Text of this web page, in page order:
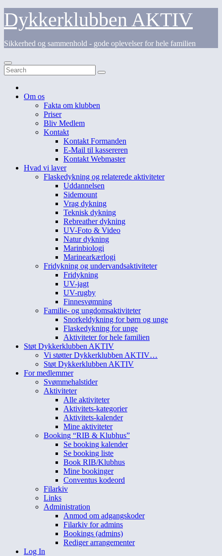
Skip
content
Dykkerklubben AKTIV
Sikkerhed og sammenhold - gode oplevelser for hele familien
Om os
Fakta om klubben
Priser
Bliv Medlem
Kontakt
Kontakt Formanden
E-Mail til kassereren
Kontakt Webmaster
Hvad vi laver
Flaskedykning og relaterede aktiviteter
Uddannelsen
Sidemount
Vrag dykning
Teknisk dykning
Rebreather dykning
UV-Foto & Video
Natur dykning
Marinbiologi
Marinearkærlogi
Fridykning og undervandsaktiviteter
Fridykning
UV-jagt
UV-rugby
Finnesvømning
Familie- og ungdomsaktiviteter
Snorkeldykning for børn og unge
Flaskedykning for unge
Aktiviteter for hele familien
Støt Dykkerklubben AKTIV
Vi støtter Dykkerklubben AKTIV…
Støt Dykkerklubben AKTIV
For medlemmer
Svømmehalstider
Aktiviteter
Alle aktiviteter
Aktivitets-kategorier
Aktivitets-kalender
Mine aktiviteter
Booking “RIB & Klubhus”
Se booking kalender
Se booking liste
Book RIB/Klubhus
Mine bookinger
Conventus kodeord
Filarkiv
Links
Administration
Anmod om adgangskoder
Filarkiv for admins
Bookings (admins)
Rediger arrangementer
Log In